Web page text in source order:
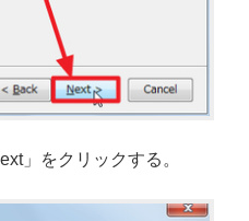
」をクリックする。